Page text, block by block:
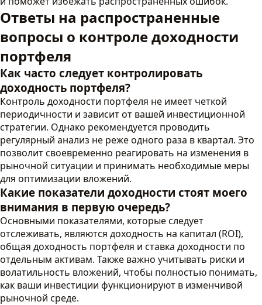
Ответы на распространенные
вопросы о контроле доходности
портфеля
Как часто следует контролировать
доходность портфеля?
Контроль доходности портфеля не имеет четкой
периодичности и зависит от вашей инвестиционной
стратегии. Однако рекомендуется проводить
регулярный анализ не реже одного раза в квартал. Это
позволит своевременно реагировать на изменения в
рыночной ситуации и принимать необходимые меры
для оптимизации вложений.
Какие показатели доходности стоят моего
внимания в первую очередь?
Основными показателями, которые следует
отслеживать, являются доходность на капитал (ROI),
общая доходность портфеля и ставка доходности по
отдельным активам. Также важно учитывать риски и
волатильность вложений, чтобы полностью понимать,
как ваши инвестиции функционируют в изменчивой
рыночной среде.